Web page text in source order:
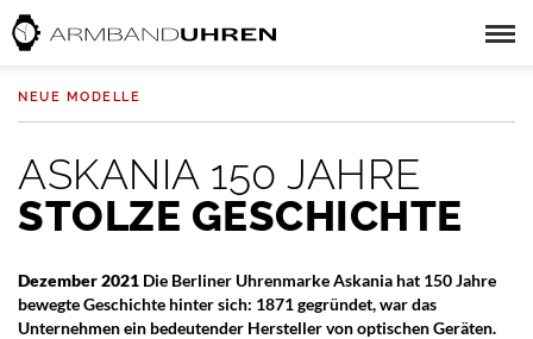
NEUE MODELLE
ASKANIA 150 JAHRE
STOLZE GESCHICHTE
Dezember 2021 Die Berliner Uhrenmarke Askania hat 150 Jahre
bewegte Geschichte hinter sich: 1871 gegründet, war das
Unternehmen ein bedeutender Hersteller von optischen Geräten.